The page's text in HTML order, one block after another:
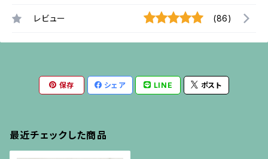
レビュー (86)
保存 シェア LINE ポスト
最近チェックした商品